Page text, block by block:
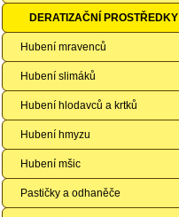
DERATIZAČNÍ PROSTŘEDKY
Hubení mravenců
Hubení slimáků
Hubení hlodavců a krtků
Hubení hmyzu
Hubení mšic
Pastičky a odhaněče